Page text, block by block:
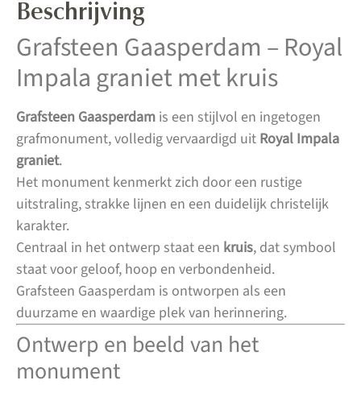
Beschrijving
Grafsteen Gaasperdam – Royal
Impala graniet met kruis
Grafsteen Gaasperdam is een stijlvol en ingetogen
grafmonument, volledig vervaardigd uit Royal Impala
graniet.
Het monument kenmerkt zich door een rustige
uitstraling, strakke lijnen en een duidelijk christelijk
karakter.
Centraal in het ontwerp staat een kruis, dat symbool
staat voor geloof, hoop en verbondenheid.
Grafsteen Gaasperdam is ontworpen als een
duurzame en waardige plek van herinnering.
Ontwerp en beeld van het
monument